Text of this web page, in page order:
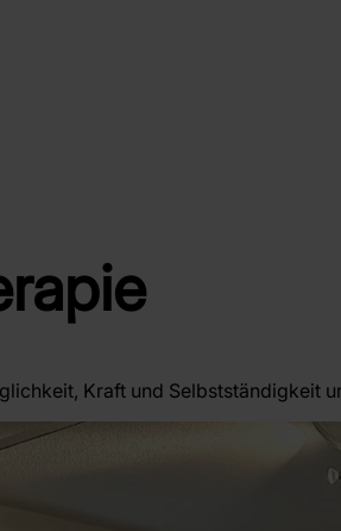
Kraft und Selbstständigkeit